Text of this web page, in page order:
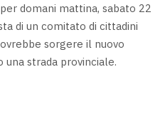
domani mattina, sabato 22
di un comitato di cittadini
sorgere il nuovo
strada provinciale.